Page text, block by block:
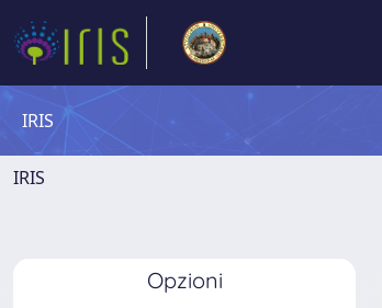
IRIS
IRIS
Opzioni